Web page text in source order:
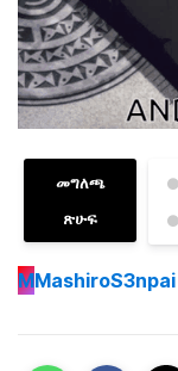
መግለጫ
ጽሁፍ
MMashiroS3npai